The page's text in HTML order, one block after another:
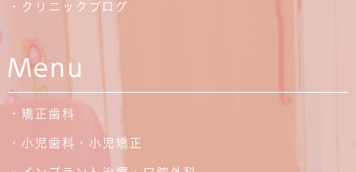
・クリニックブログ
Menu
・矯正歯科
・小児歯科・小児矯正